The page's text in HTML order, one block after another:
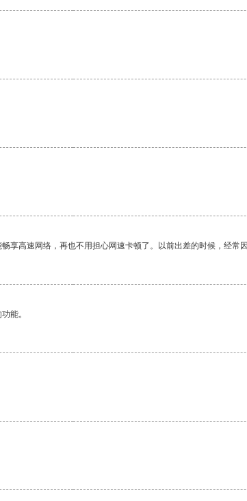
高速网络，再也不用担心网速卡顿了。以前出差的时候，经常
能。